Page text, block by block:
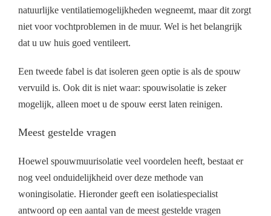
natuurlijke ventilatiemogelijkheden wegneemt, maar dit zorgt
niet voor vochtproblemen in de muur. Wel is het belangrijk
dat u uw huis goed ventileert.
Een tweede fabel is dat isoleren geen optie is als de spouw
vervuild is. Ook dit is niet waar: spouwisolatie is zeker
mogelijk, alleen moet u de spouw eerst laten reinigen.
Meest gestelde vragen
Hoewel spouwmuurisolatie veel voordelen heeft, bestaat er
nog veel onduidelijkheid over deze methode van
woningisolatie. Hieronder geeft een isolatiespecialist
antwoord op een aantal van de meest gestelde vragen